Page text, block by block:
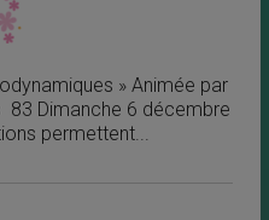
» Animée par
Dimanche 6 décembre
permettent...